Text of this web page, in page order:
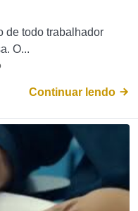
de todo trabalhador
O...
Continuar lendo